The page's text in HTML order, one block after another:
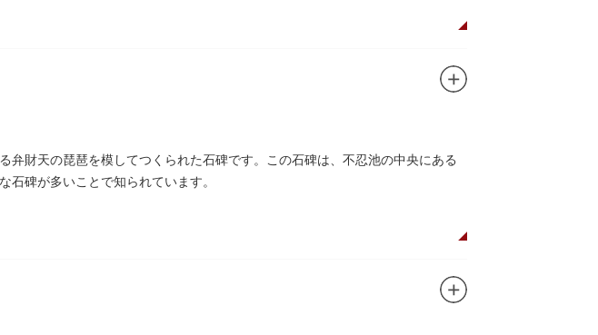
弁財天の琵琶を模してつくられた石碑です。この石碑は、不忍池の中央にある
石碑が多いことで知られています。